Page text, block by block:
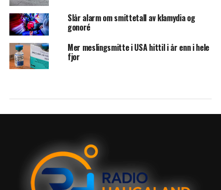
Slår alarm om smittetall av klamydia og
gonoré
Mer meslingsmitte i USA hittil i år enn i hele
fjor